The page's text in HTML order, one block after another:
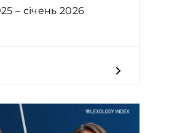
– січень 2026